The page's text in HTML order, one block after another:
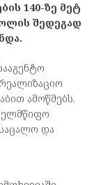
140-ზე მეტ
შედეგად
ამოწმებს.
და